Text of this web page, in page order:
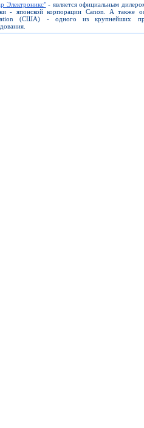
Электроникс"- является официальным
- японской корпорации Canon. А также
(США) - одного из крупнейших